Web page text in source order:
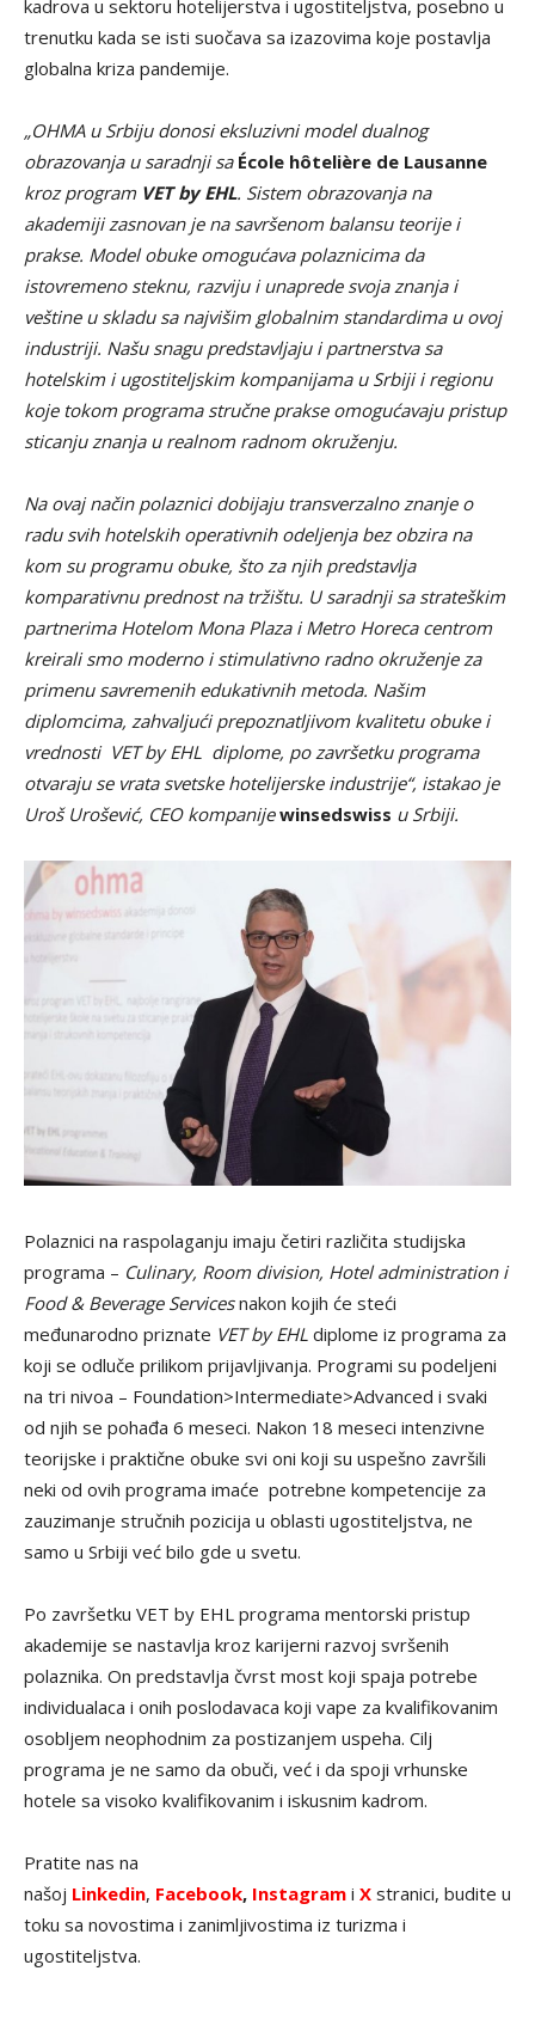
kadrova u sektoru hotelijerstva i ugostiteljstva, posebno u
trenutku kada se isti suočava sa izazovima koje postavlja
globalna kriza pandemije.
„OHMAu Srbiju donosi eksluzivni model dualnog
obrazovanja u saradnji sa École hôtelière de Lausanne
kroz program VET by EHL. Sistem obrazovanja na
akademiji zasnovan je na savršenom balansu teorije i
prakse. Model obuke omogućava polaznicima da
istovremeno steknu, razviju i unaprede svoja znanja i
veštine u skladu sa najvišim globalnim standardima u ovoj
industriji. Našu snagu predstavljaju i partnerstva sa
hotelskim i ugostiteljskim kompanijama u Srbiji i regionu
koje tokom programa stručne prakse omogućavaju pristup
sticanju znanja u realnom radnom okruženju.
Na ovaj načinpolaznici dobijaju transverzalno znanje o
radu svih hotelskih operativnih odeljenja bez obzira na
kom su programu obuke, što za njih predstavlja
komparativnu prednost na tržištu. U saradnji sa strateškim
partnerima Hotelom Mona Plaza i Metro Horeca centrom
kreirali smo moderno i stimulativno radno okruženje za
primenu savremenih edukativnih metoda. Našim
diplomcima, zahvaljući prepoznatljivom kvalitetu obuke i
vrednosti VET by EHL diplome, po završetku programa
otvaraju se vrata svetske hotelijerske industrije“, istakao je
Uroš Urošević, CEO kompanijewinsedswiss u Srbiji.
Polaznici na raspolaganju imaju četiri različita studijska
programa – Culinary, Room division, Hotel administration i
Food & Beverage Servicesnakon kojih će steći
međunarodno priznate VET by EHL diplome iz programa za
koji se odluče prilikom prijavljivanja. Programi su podeljeni
na tri nivoa – Foundation>Intermediate>Advanced i svaki
od njih se pohađa 6 meseci. Nakon 18 meseci intenzivne
teorijske i praktične obuke svi oni koji su uspešno završili
neki od ovih programa imaće potrebne kompetencije za
zauzimanje stručnih pozicija u oblasti ugostiteljstva, ne
samo u Srbiji već bilo gde u svetu.
Po završetku VET by EHL programa mentorski pristup
akademije se nastavlja kroz karijerni razvoj svršenih
polaznika. On predstavlja čvrst most koji spaja potrebe
individualaca i onih poslodavaca koji vape za kvalifikovanim
osobljem neophodnim za postizanjem uspeha. Cilj
programa je ne samo da obuči, već i da spoji vrhunske
hotele sa visoko kvalifikovanim i iskusnim kadrom.
Pratite nas na
našoj Linkedin, Facebook, Instagram i X stranici, budite u
toku sa novostima i zanimljivostima iz turizma i
ugostiteljstva.